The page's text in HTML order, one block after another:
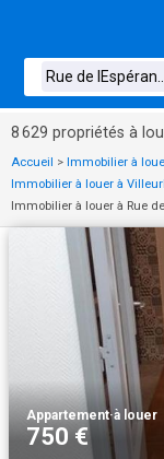
8 629 propriétés à
Accueil > Immobilier à
Immobilier à louer à
Immobilier à louer à Rue
Appartement·à louer
750 €